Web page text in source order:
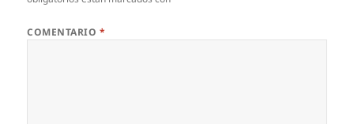
COMENTARIO *